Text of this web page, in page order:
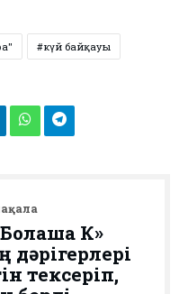
күй байқауы
К»
дәрігерлері
тексеріп,